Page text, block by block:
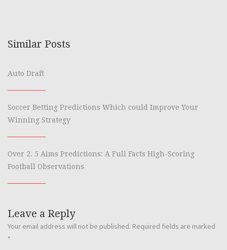
Similar Posts
Auto Draft
Soccer Betting Predictions Which could Improve Your
Winning Strategy
Over 2. 5 Aims Predictions: A Full Facts High-Scoring
Football Observations
Leave a Reply
Your email address will not be published. Required fields are marked
*